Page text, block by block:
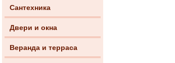
Сантехника
Двери и окна
Веранда и терраса